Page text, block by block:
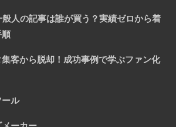
般人の記事は誰が買う？実績ゼロから着
順
客から脱却！成功事例で学ぶファン化
ール